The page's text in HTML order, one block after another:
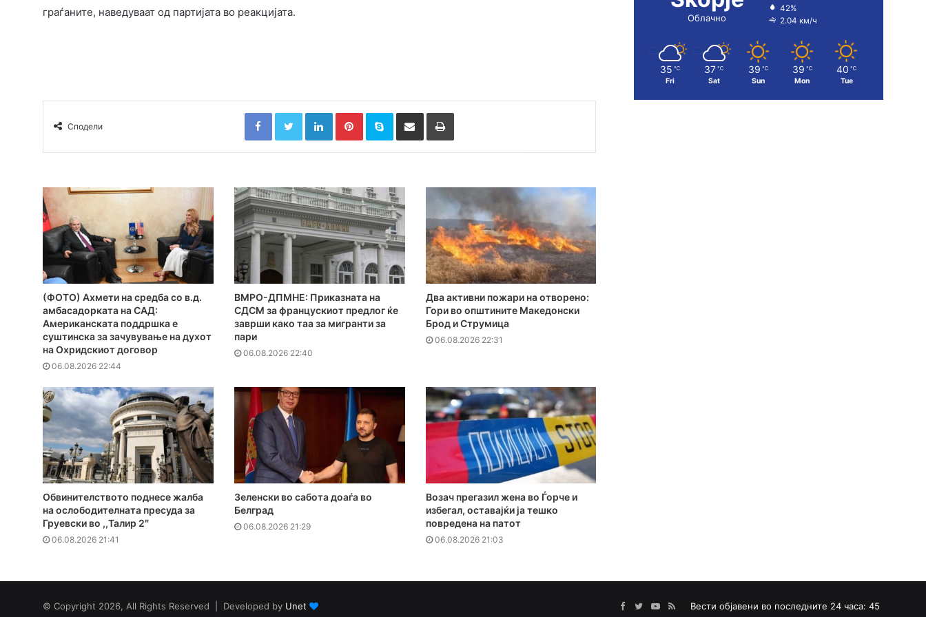
граѓаните, наведуваат од партијата во реакцијата.
Сподели
FacebookTwitterLinkedInPinterestSkype Сподели преку Е-маил Испринтај
(ФОТО) Ахмети на средба со в.д.
амбасадорката на САД:
Американската поддршка е
суштинска за зачувување на духот
на Охридскиот договор
06.08.2026 22:44
ВМРО-ДПМНЕ: Приказната на
СДСМ за францускиот предлог ќе
заврши како таа за мигранти за
пари
06.08.2026 22:40
Два активни пожари на отворено:
Гори во општините Македонски
Брод и Струмица
06.08.2026 22:31
Обвинителството поднесе жалба
на ослободителната пресуда за
Груевски во ,,Талир 2″
06.08.2026 21:41
Зеленски во сабота доаѓа во
Белград
06.08.2026 21:29
Возач прегазил жена во Ѓорче и
избегал, оставајќи ја тешко
повредена на патот
06.08.2026 21:03
Облачно
42%
2.04 км/ч
35 ℃
Fri
37 ℃
Sat
39 ℃
Sun
39 ℃
Mon
40 ℃
Tue
© Copyright 2026, All Rights Reserved | Developed by Unet Вести објавени во последните 24 часа: 45
Facebook
TwitterYouTube
RSS